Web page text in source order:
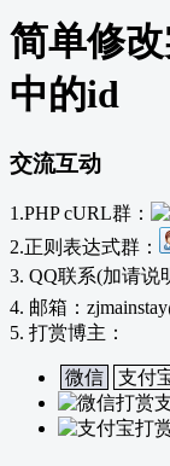
简单修
中的id
交流互动
1.PHP cURL群：
2.正则表达式群：
3. QQ联系(加请说
4. 邮箱：
5. 打赏博主：
微信 支付